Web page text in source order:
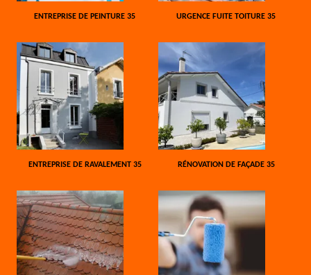
ENTREPRISE DE PEINTURE 35 URGENCE FUITE TOITURE 35
ENTREPRISE DE RAVALEMENT 35 RÉNOVATION DE FAÇADE 35